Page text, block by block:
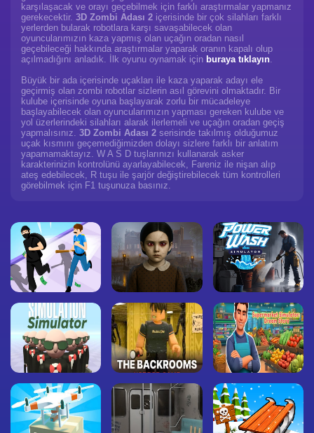
karşılaşacak ve orayı geçebilmek için farklı araştırmalar yapmanız
gerekecektir. 3D Zombi Adası 2 içerisinde bir çok silahları farklı
yerlerden bularak robotlara karşı savaşabilecek olan
oyuncularımızın kaza yapmış olan uçağın oradan nasıl
geçebileceği hakkında araştırmalar yaparak oranın kapalı olup
açılmadığını anladık. İlk oyunu oynamak için buraya tıklayın.
Büyük bir ada içerisinde uçakları ile kaza yaparak adayı ele
geçirmiş olan zombi robotlar sizlerin asıl görevini olmaktadır. Bir
kulube içerisinde oyuna başlayarak zorlu bir mücadeleye
başlayabilecek olan oyuncularımızın yapması gereken kulube ve
yol üzerlerindeki silahları alarak ilerlemeli ve uçağın oradan geçiş
yapmalısınız. 3D Zombi Adası 2 serisinde takılmış olduğumuz
uçak kısmını geçemediğimizden dolayı sizlere farklı bir anlatım
yapamamaktayız. W A S D tuşlarınızı kullanarak asker
karakterinizin kontrolünü ayarlayabilecek, Fareniz ile nişan alıp
ateş edebilecek, R tuşu ile şarjör değiştirebilecek tüm kontrolleri
görebilmek için F1 tuşunuza basınız.